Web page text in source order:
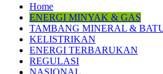
Home
ENERGI MINYAK & GAS
TAMBANG MINERAL &
KELISTRIKAN
ENERGI TERBARUKAN
REGULASI
NASIONAL